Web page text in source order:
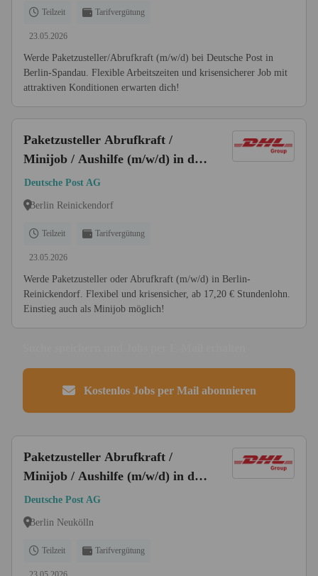
Teilzeit Tarifvergütung
23.05.2026
Werde Paketzusteller/Abrufkraft (m/w/d) bei Deutsche Post in
Berlin-Spandau. Flexible Arbeitszeiten und krisensicherer Job mit
attraktiven Konditionen erwarten dich!
Paketzusteller Abrufkraft /
Minijob / Aushilfe (m/w/d) in der
ZB Reinickendorf
Deutsche Post AG
Berlin Reinickendorf
Teilzeit Tarifvergütung
23.05.2026
Werde Paketzusteller oder Abrufkraft (m/w/d) in Berlin-
Reinickendorf. Flexibel und krisensicher, ab 17,20 € Stundenlohn.
Einstieg auch als Minijob möglich!
Kostenlos Jobs per Mail abonnieren
Paketzusteller Abrufkraft /
Minijob / Aushilfe (m/w/d) in der
ZB Berlin-Britz
Deutsche Post AG
Berlin Neukölln
Teilzeit Tarifvergütung